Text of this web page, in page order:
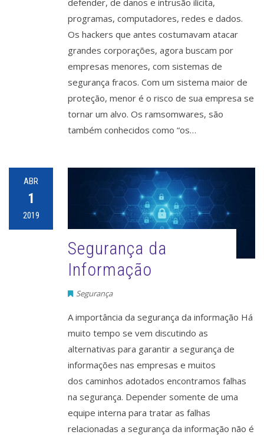
programas, computadores, redes e dados.
Os hackers que antes costumavam atacar
grandes corporações, agora buscam por
empresas menores, com sistemas de
segurança fracos. Com um sistema maior de
proteção, menor é o risco de sua empresa se
tornar um alvo. Os ramsomwares, são
também conhecidos como “os…
ABR
1
2019
Segurança da
Informação
Segurança
A importância da segurança da informação Há
muito tempo se vem discutindo as
alternativas para garantir a segurança de
informações nas empresas e muitos
dos caminhos adotados encontramos falhas
na segurança. Depender somente de uma
equipe interna para tratar as falhas
relacionadas a segurança da informação não é